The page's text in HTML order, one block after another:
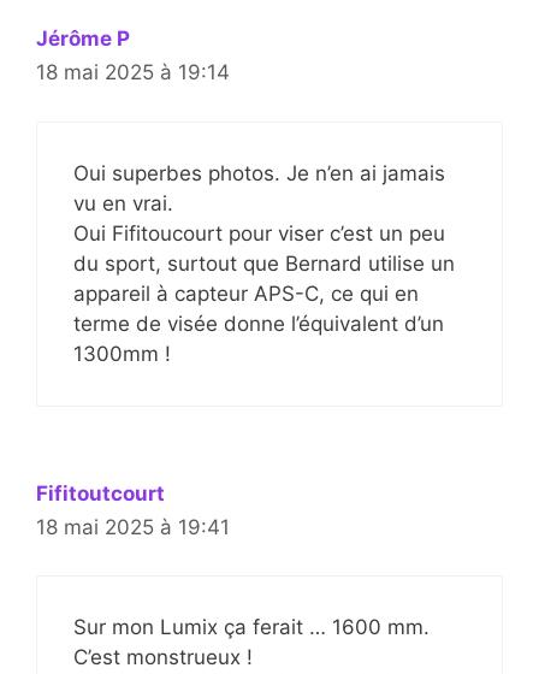
Jérôme P
18 mai 2025 à 19:14
Oui superbes photos. Je n’en ai jamais
vu en vrai.
Oui Fifitoucourt pour viser c’est un peu
du sport, surtout que Bernard utilise un
appareil à capteur APS-C, ce qui en
terme de visée donne l’équivalent d’un
1300mm !
Fifitoutcourt
18 mai 2025 à 19:41
Sur mon Lumix ça ferait … 1600 mm.
C’est monstrueux !